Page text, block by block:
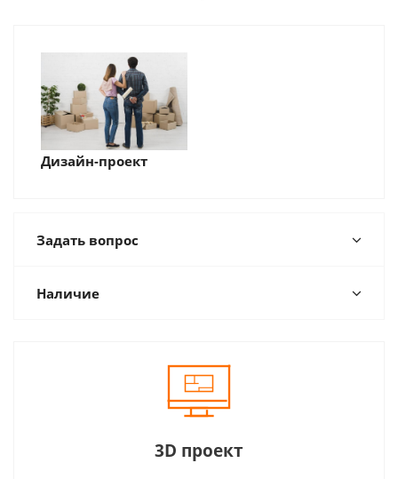
Дизайн-проект
Задать вопрос
Наличие
3D проект